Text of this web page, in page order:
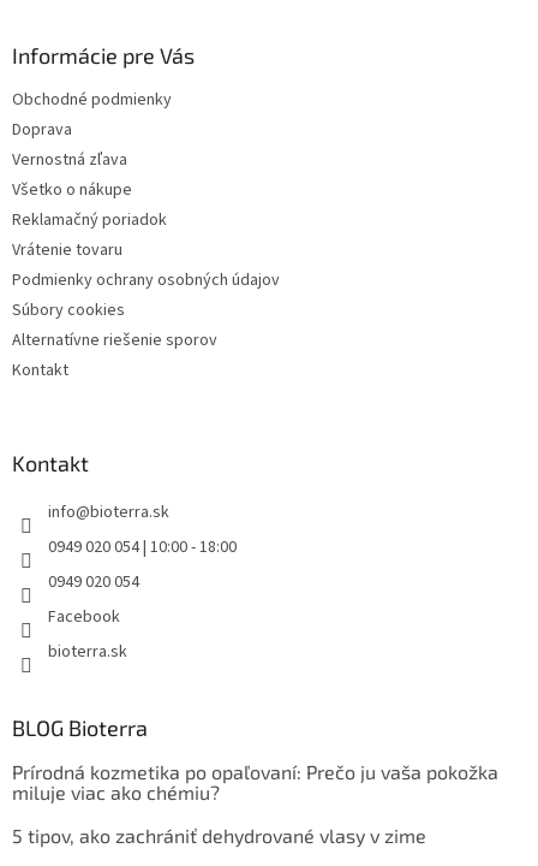
Informácie pre Vás
Obchodné podmienky
Doprava
Vernostná zľava
Všetko o nákupe
Reklamačný poriadok
Vrátenie tovaru
Podmienky ochrany osobných údajov
Súbory cookies
Alternatívne riešenie sporov
Kontakt
Kontakt
info@bioterra.sk
0949 020 054 | 10:00 - 18:00
0949 020 054
Facebook
bioterra.sk
BLOG Bioterra
Prírodná kozmetika po opaľovaní: Prečo ju vaša pokožka
miluje viac ako chémiu?
5 tipov, ako zachrániť dehydrované vlasy v zime